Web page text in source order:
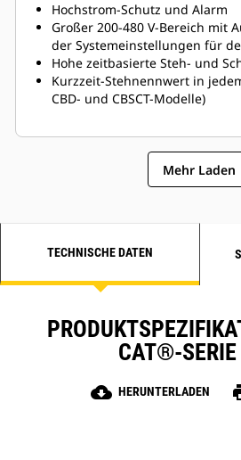
Hochstrom-Schutz und Alarm
Großer 200-480 V-Bereich mit
der Systemeinstellungen für
Hohe zeitbasierte Steh- und
Kurzzeit-Stehnennwert in
CBD- und CBSCT-Modelle)
Mehr Laden
TECHNISCHE DATEN
CAT®-SERIE
cloud_download HERUNTERLADEN